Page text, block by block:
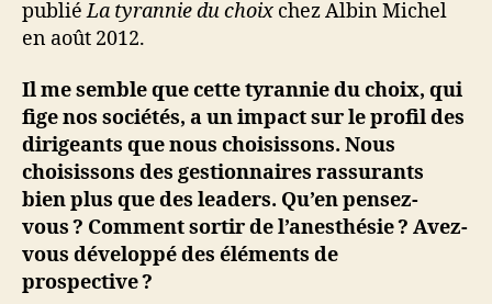
publiéLa tyrannie du choix chez Albin Michel
en août 2012.
Il me semble que cette tyrannie du choix, qui
fige nos sociétés, a un impact sur le profil des
dirigeants que nous choisissons. Nous
choisissons des gestionnaires rassurants
bien plus que des leaders. Qu’en pensez-
vous ? Comment sortir de l’anesthésie ? Avez-
vous développé des éléments de
prospective ?